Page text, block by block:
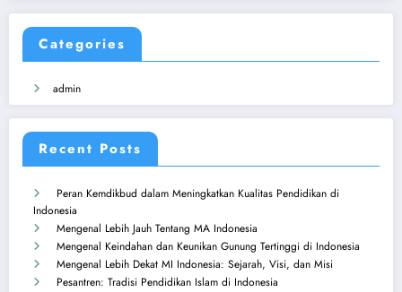
Categories
admin
Recent Posts
Peran Kemdikbud dalam Meningkatkan Kualitas Pendidikan di
Indonesia
Mengenal Lebih Jauh Tentang MA Indonesia
Mengenal Keindahan dan Keunikan Gunung Tertinggi di Indonesia
Mengenal Lebih Dekat MI Indonesia: Sejarah, Visi, dan Misi
Pesantren: Tradisi Pendidikan Islam di Indonesia